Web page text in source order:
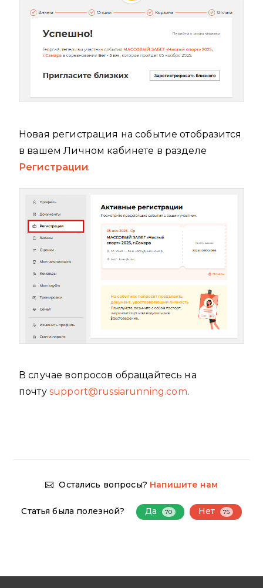
Новая регистрация на событие отобразится
в вашем Личном кабинете в разделе
Регистрации.
В случае вопросов обращайтесь на
почту support@russiarunning.com.
Остались вопросы? Напишите нам
Статья была полезной? Да 70 Нет 75